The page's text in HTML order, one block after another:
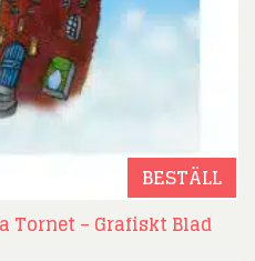
BESTÄLL
Tornet – Grafiskt Blad